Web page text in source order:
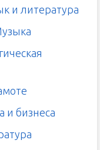
и литература
и бизнеса